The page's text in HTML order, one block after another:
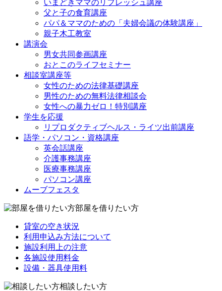
いまどきママのリフレッシュ講座
父と子の食育講座
パパ＆ママのための「夫婦会議の体験講座」
親子木工教室
講演会
男女共同参画講座
おとこのライフセミナー
相談室講座等
女性のための法律基礎講座
男性のための無料法律相談会
女性への暴力ゼロ！特別講座
学生を応援
リプロダクティブヘルス・ライツ出前講座
語学・パソコン・資格講座
英会話講座
介護事務講座
医療事務講座
パソコン講座
ムーブフェスタ
部屋を借りたい方
貸室の空き状況
利用申込み方法について
施設利用上の注意
各施設使用料金
設備・器具使用料
相談したい方